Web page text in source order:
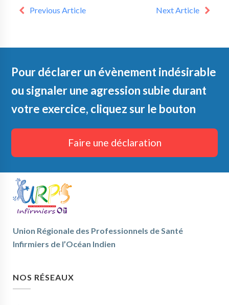
Previous Article Next Article
Pour déclarer un évènement indésirable
ou signaler une agression subie durant
votre exercice, cliquez sur le bouton
Faire une déclaration
Union Régionale des Professionnels de Santé
Infirmiers de l’Océan Indien
NOS RÉSEAUX